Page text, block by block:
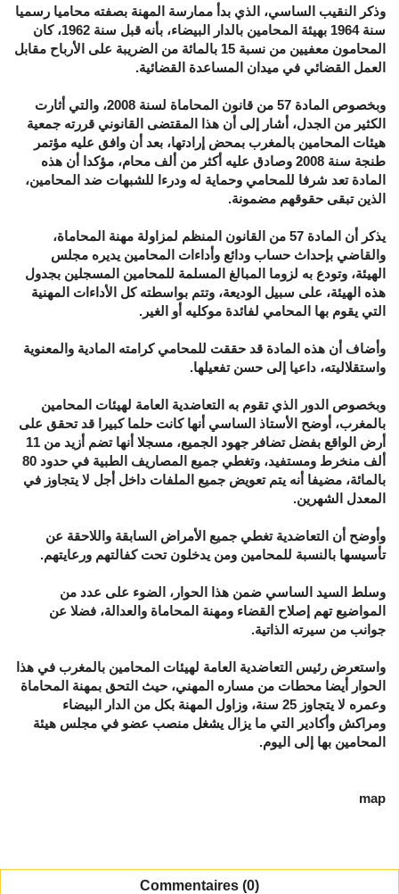
وذكر النقيب الساسي، الذي بدأ ممارسة المهنة بصفته محاميا رسميا
سنة 1964 بهيئة المحامين بالدار البيضاء، بأنه قبل سنة 1962، كان
المحامون معفيين من نسبة 15 بالمائة من الضريبة على الأرباح مقابل
العمل القضائي في ميدان المساعدة القضائية.
وبخصوص المادة 57 من قانون المحاماة لسنة 2008، والتي أثارت
الكثير من الجدل، أشار إلى أن هذا المقتضى القانوني قررته جمعية
هيئات المحامين بالمغرب بمحض إرادتها، بعد أن وافق عليه مؤتمر
طنجة سنة 2008 وصادق عليه أكثر من ألف محام، مؤكدا أن هذه
المادة تعد شرفا للمحامي وحماية له ودرءا للشبهات ضد المحامين،
الذين تبقى حقوقهم مضمونة.
يذكر أن المادة 57 من القانون المنظم لمزاولة مهنة المحاماة،
والقاضي بإحداث حساب ودائع وأداءات المحامين يديره مجلس
الهيئة، وتودع به لزوما المبالغ المسلمة للمحامين المسجلين بجدول
هذه الهيئة، على سبيل الوديعة، وتتم بواسطته كل الأداءات المهنية
التي يقوم بها المحامي لفائدة موكليه أو الغير.
وأضاف أن هذه المادة قد حققت للمحامي كرامته المادية والمعنوية
واستقلاليته، داعيا إلى حسن تفعيلها.
وبخصوص الدور الذي تقوم به التعاضدية العامة لهيئات المحامين
بالمغرب، أوضح الأستاذ الساسي أنها كانت حلما كبيرا قد تحقق على
أرض الواقع بفضل تضافر جهود الجميع، مسجلا أنها تضم أزيد من 11
ألف منخرط ومستفيد، وتغطي جميع المصاريف الطبية في حدود 80
بالمائة، مضيفا أنه يتم تعويض جميع الملفات داخل أجل لا يتجاوز في
المعدل الشهرين.
وأوضح أن التعاضدية تغطي جميع الأمراض السابقة واللاحقة عن
تأسيسها بالنسبة للمحامين ومن يدخلون تحت كفالتهم ورعايتهم.
وسلط السيد الساسي ضمن هذا الحوار، الضوء على عدد من
المواضيع تهم إصلاح القضاء ومهنة المحاماة والعدالة، فضلا عن
جوانب من سيرته الذاتية.
واستعرض رئيس التعاضدية العامة لهيئات المحامين بالمغرب في هذا
الحوار أيضا محطات من مساره المهني، حيث التحق بمهنة المحاماة
وعمره لا يتجاوز 25 سنة، وزاول المهنة بكل من الدار البيضاء
ومراكش وأكادير التي ما يزال يشغل منصب عضو في مجلس هيئة
المحامين بها إلى اليوم.
map
Commentaires (0)